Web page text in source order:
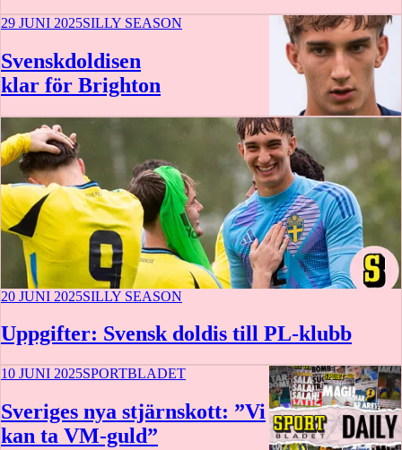
29 JUNI 2025SILLY SEASON
Svenskdoldisen
klar för Brighton
20 JUNI 2025SILLY SEASON
Uppgifter: Svensk doldis till PL-klubb
10 JUNI 2025SPORTBLADET
Sveriges nya stjärnskott: ”Vi
kan ta VM-guld”